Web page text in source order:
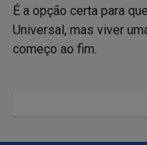
É a opção certa para
Universal, mas viver
começo ao fim.